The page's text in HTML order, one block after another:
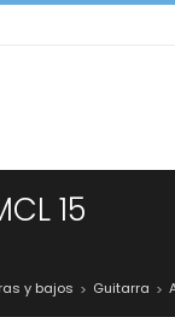
15
y bajos > Guitarra >